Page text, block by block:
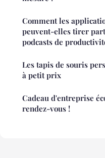
Comment les
peuvent-elles tirer
podcasts de
Les tapis de souris
à petit prix
Cadeau d'entreprise
rendez-vous !